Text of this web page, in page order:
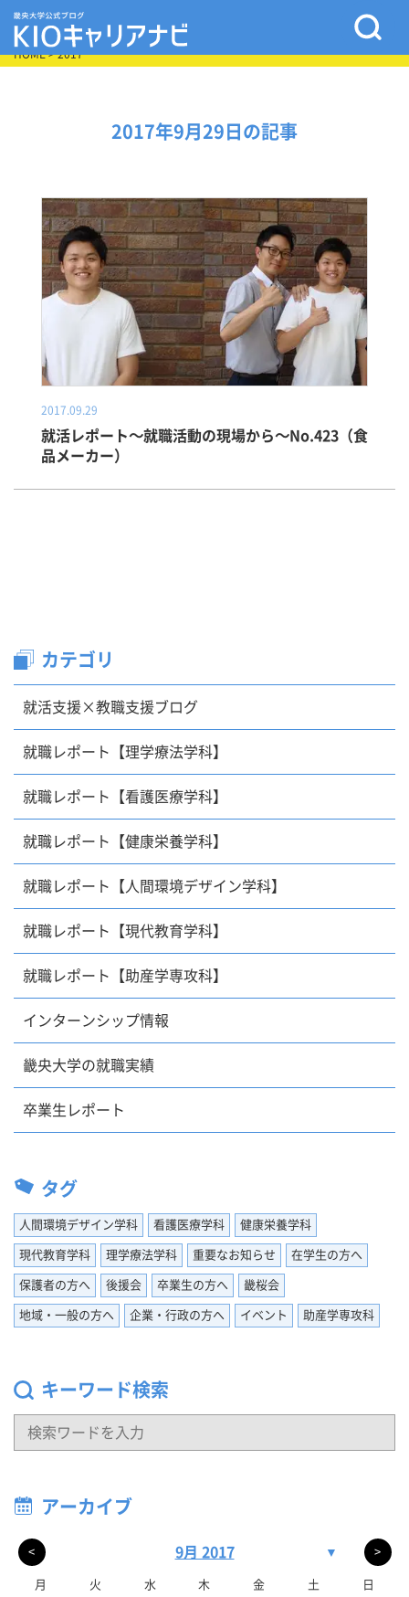
HOME> 2017
2017年9月29日の記事
2017.09.29
就活レポート～就職活動の現場から～No.423（食
品メーカー）
カテゴリ
就活支援×教職支援ブログ
就職レポート【理学療法学科】
就職レポート【看護医療学科】
就職レポート【健康栄養学科】
就職レポート【人間環境デザイン学科】
就職レポート【現代教育学科】
就職レポート【助産学専攻科】
インターンシップ情報
畿央大学の就職実績
卒業生レポート
タグ
人間環境デザイン学科 看護医療学科 健康栄養学科
現代教育学科 理学療法学科 重要なお知らせ 在学生の方へ
保護者の方へ 後援会 卒業生の方へ 畿桜会
地域・一般の方へ 企業・行政の方へ イベント 助産学専攻科
キーワード検索
アーカイブ
< 9月 2017 ▼ >
月 火 水 木 金 土 日